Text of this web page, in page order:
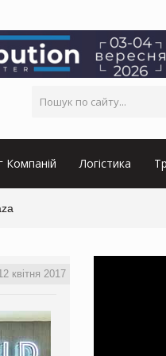
Компаній Логістика
квітня 2017